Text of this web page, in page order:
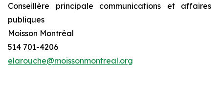
Conseillère principale communications et affaires
publiques
Moisson Montréal
514 701-4206
elarouche@moissonmontreal.org